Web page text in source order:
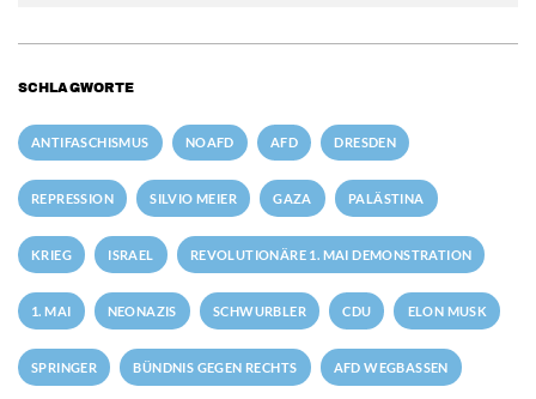
SCHLAGWORTE
ANTIFASCHISMUS NOAFD AFD DRESDEN
REPRESSION SILVIO MEIER GAZA PALÄSTINA
KRIEG ISRAEL REVOLUTIONÄRE 1. MAI DEMONSTRATION
1. MAI NEONAZIS SCHWURBLER CDU ELON MUSK
SPRINGER BÜNDNIS GEGEN RECHTS AFD WEGBASSEN